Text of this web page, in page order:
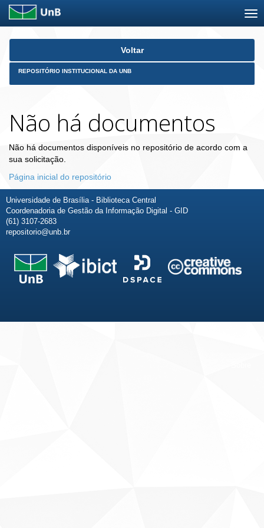
Skip
Voltar
REPOSITÓRIO INSTITUCIONAL DA UNB
Não há documentos
Não há documentos disponíveis no repositório de acordo com a
sua solicitação.
Página inicial do repositório
Universidade de Brasília - Biblioteca Central
Coordenadoria de Gestão da Informação Digital - GID
(61) 3107-2683
repositorio@unb.br